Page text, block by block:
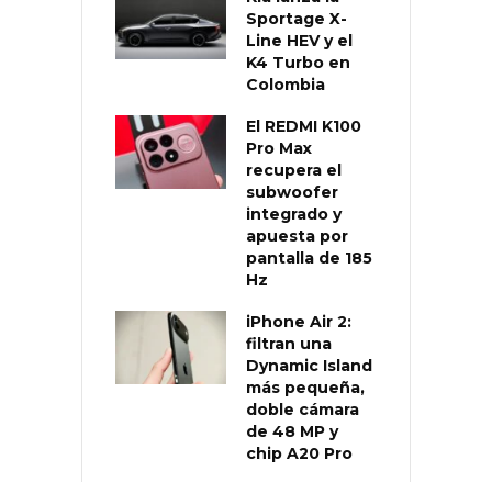
Sportage X-
Line HEV y el
K4 Turbo en
Colombia
El REDMI K100
Pro Max
recupera el
subwoofer
integrado y
apuesta por
pantalla de 185
Hz
iPhone Air 2:
filtran una
Dynamic Island
más pequeña,
doble cámara
de 48 MP y
chip A20 Pro